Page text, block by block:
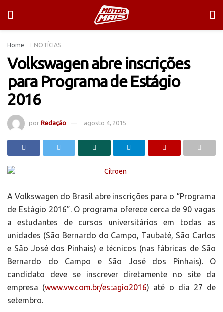
Home NOTÍCIAS
Volkswagen abre inscrições
para Programa de Estágio
2016
por Redação agosto 4, 2015
A Volkswagen do Brasil abre inscrições para o “Programa
de Estágio 2016”. O programa oferece cerca de 90 vagas
a estudantes de cursos universitários em todas as
unidades (São Bernardo do Campo, Taubaté, São Carlos
e São José dos Pinhais) e técnicos (nas fábricas de São
Bernardo do Campo e São José dos Pinhais). O
candidato deve se inscrever diretamente no site da
empresa (www.vw.com.br/estagio2016) até o dia 27 de
setembro.